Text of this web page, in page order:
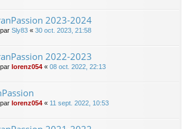
2023-2024
Sly83 « 30 oct. 2023, 21:58
2022-2023
lorenz054 « 08 oct. 2022, 22:13
lorenz054 « 11 sept. 2022, 10:53